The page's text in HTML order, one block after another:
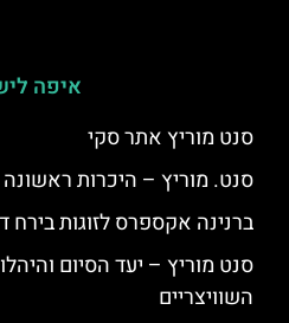
איפה
סנט מוריץ אתר סקי
סנט. מוריץ – היכרות ראשונה
ברנינה אקספרס לזוגות
סנט מוריץ – יעד הסיום
השוויצריים